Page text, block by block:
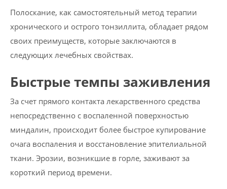
Полоскание, как самостоятельный метод терапии
хронического и острого тонзиллита, обладает рядом
своих преимуществ, которые заключаются в
следующих лечебных свойствах.
Быстрые темпы заживления
За счет прямого контакта лекарственного средства
непосредственно с воспаленной поверхностью
миндалин, происходит более быстрое купирование
очага воспаления и восстановление эпителиальной
ткани. Эрозии, возникшие в горле, заживают за
короткий период времени.